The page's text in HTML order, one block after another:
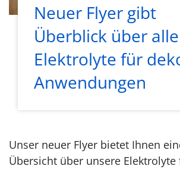
Neuer Flyer gibt
Überblick über alle
Elektrolyte für
Anwendungen
Unser neuer Flyer bietet Ihnen
Übersicht über unsere